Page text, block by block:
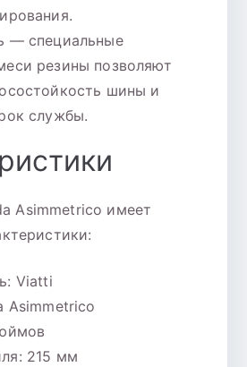
— специальные
резины позволяют
шины и
службы.
Asimmetrico имеет
Viatti
Asimmetrico
215 мм